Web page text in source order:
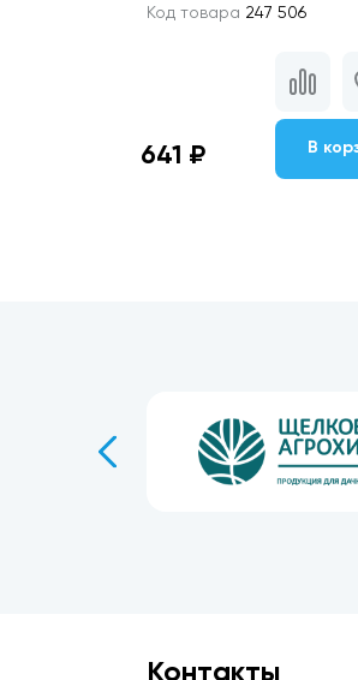
Код товара 247 506
641 ₽ В
Контакты